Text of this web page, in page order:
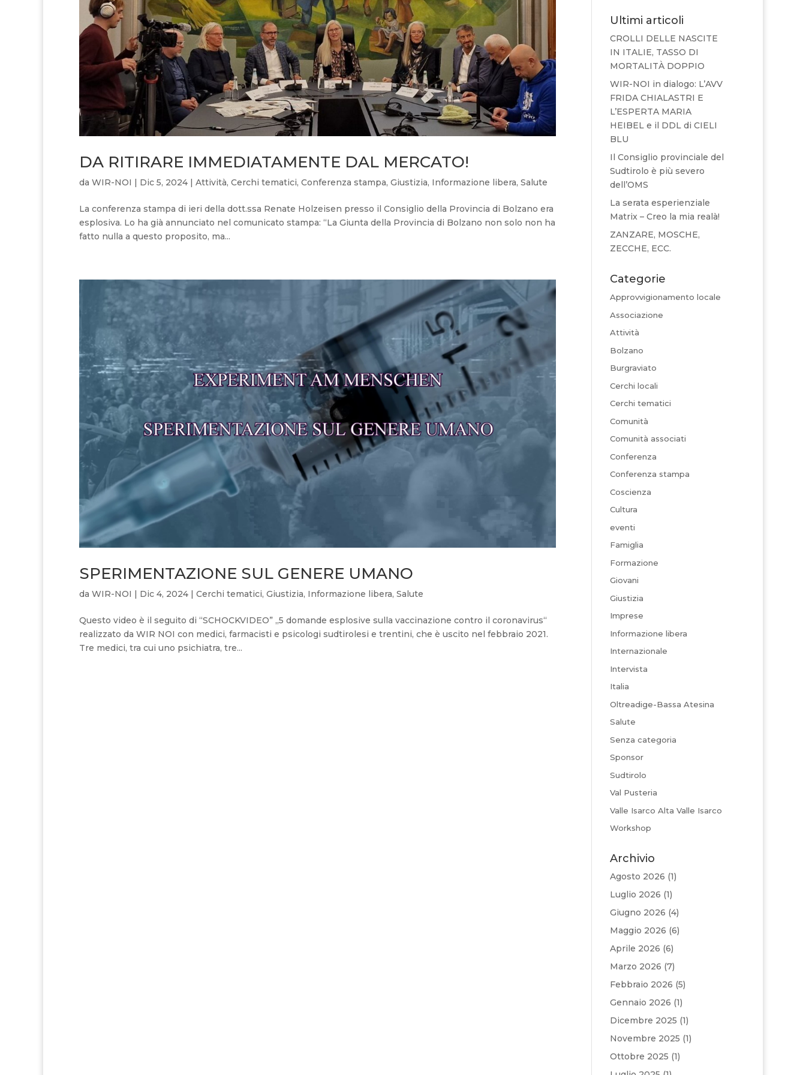
DA RITIRARE IMMEDIATAMENTE DAL MERCATO!
da WIR-NOI | Dic 5, 2024 | Attività, Cerchi tematici, Conferenza stampa, Giustizia, Informazione libera, Salute
La conferenza stampa di ieri della dott.ssa Renate Holzeisen presso il Consiglio della Provincia di Bolzano era
esplosiva. Lo ha già annunciato nel comunicato stampa: “La Giunta della Provincia di Bolzano non solo non ha
fatto nulla a questo proposito, ma...
SPERIMENTAZIONE SUL GENERE UMANO
da WIR-NOI | Dic 4, 2024 | Cerchi tematici, Giustizia, Informazione libera, Salute
Questo video è il seguito di “SCHOCKVIDEO” „5 domande esplosive sulla vaccinazione contro il coronavirus“
realizzato da WIR NOI con medici, farmacisti e psicologi sudtirolesi e trentini, che è uscito nel febbraio 2021.
Tre medici, tra cui uno psichiatra, tre...
Ultimi articoli
CROLLI DELLE NASCITE
IN ITALIE, TASSO DI
MORTALITÀ DOPPIO
WIR-NOI in dialogo: L’AVV
FRIDA CHIALASTRI E
L’ESPERTA MARIA
HEIBEL e il DDL di CIELI
BLU
Il Consiglio provinciale del
Sudtirolo è più severo
dell’OMS
La serata esperienziale
Matrix – Creo la mia realà!
ZANZARE, MOSCHE,
ZECCHE, ECC.
Categorie
Approvvigionamento locale
Associazione
Attività
Bolzano
Burgraviato
Cerchi locali
Cerchi tematici
Comunità
Comunità associati
Conferenza
Conferenza stampa
Coscienza
Cultura
eventi
Famiglia
Formazione
Giovani
Giustizia
Imprese
Informazione libera
Internazionale
Intervista
Italia
Oltreadige-Bassa Atesina
Salute
Senza categoria
Sponsor
Sudtirolo
Val Pusteria
Valle Isarco Alta Valle Isarco
Workshop
Archivio
Agosto 2026 (1)
Luglio 2026 (1)
Giugno 2026 (4)
Maggio 2026 (6)
Aprile 2026 (6)
Marzo 2026 (7)
Febbraio 2026 (5)
Gennaio 2026 (1)
Dicembre 2025 (1)
Novembre 2025 (1)
Ottobre 2025 (1)